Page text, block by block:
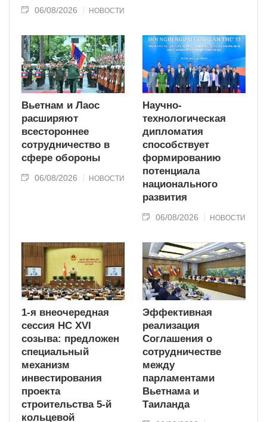
06/08/2026 НОВОСТИ
Вьетнам и Лаос
расширяют
всестороннее
сотрудничество в
сфере обороны
06/08/2026 НОВОСТИ
Научно-
технологическая
дипломатия
способствует
формированию
потенциала
национального
развития
06/08/2026 НОВОСТИ
1-я внеочередная
сессия НС XVI
созыва: предложен
специальный
механизм
инвестирования
проекта
строительства 5-й
кольцевой
Эффективная
реализация
Соглашения о
сотрудничестве
между
парламентами
Вьетнама и
Таиланда